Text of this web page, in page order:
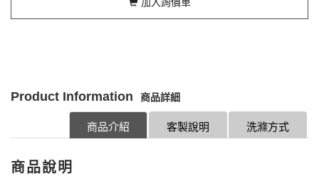
Product Information 商品詳細
洗滌方式
客製說明
商品介紹
商品說明